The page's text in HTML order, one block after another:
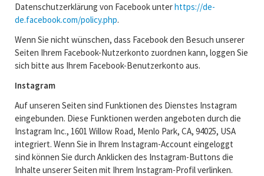
Datenschutzerklärung von Facebook unterhttps://de-
de.facebook.com/policy.php.
Wenn Sie nicht wünschen, dass Facebook den Besuch unserer
Seiten Ihrem Facebook-Nutzerkonto zuordnen kann, loggen Sie
sich bitte aus Ihrem Facebook-Benutzerkonto aus.
Instagram
Auf unseren Seiten sind Funktionen des Dienstes Instagram
eingebunden. Diese Funktionen werden angeboten durch die
Instagram Inc., 1601 Willow Road, Menlo Park, CA, 94025, USA
integriert. Wenn Sie in Ihrem Instagram-Account eingeloggt
sind können Sie durch Anklicken des Instagram-Buttons die
Inhalte unserer Seiten mit Ihrem Instagram-Profil verlinken.